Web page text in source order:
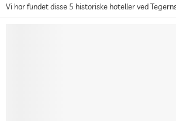
Vi har fundet disse 5 historiske hoteller ved